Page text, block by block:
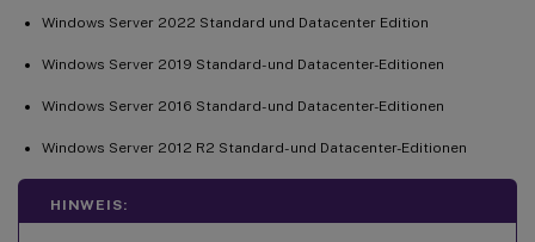
Windows Server 2022 Standard und Datacenter Edition
Windows Server 2019 Standard- und Datacenter-Editionen
Windows Server 2016 Standard- und Datacenter-Editionen
Windows Server 2012 R2 Standard- und Datacenter-Editionen
HINWEIS: